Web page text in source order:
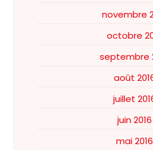
novembre
octobre
septembre
août
juillet
juin 2016
mai 2016